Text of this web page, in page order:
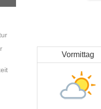
Vormittag